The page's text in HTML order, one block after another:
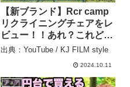
【新ブランド】Rcr camp
リクライニングチェアをレ
ビュー！！あれ？これどっ
かで見たことあるような気
介】 – KJ FILM style
出典：YouTube / KJ FILM style
2024.10.11
チェア